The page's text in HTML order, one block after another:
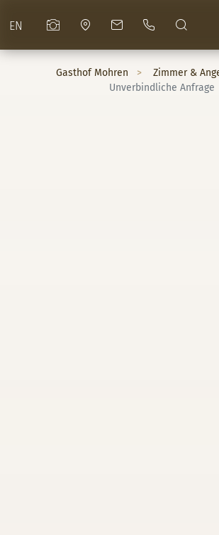
EN
Gasthof Mohren
Zimmer &
Unverbindliche Anfrage